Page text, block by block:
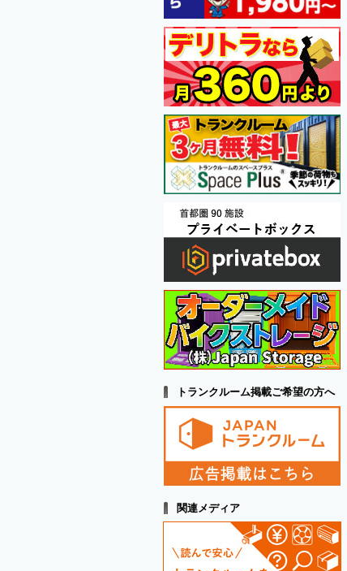
トランクルーム掲載ご希望の方へ
関連メディア